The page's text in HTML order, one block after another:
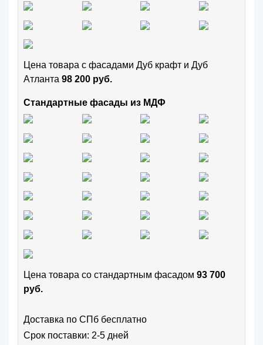
Цена товара с фасадами Дуб крафт и Дуб
Атланта 98 200 руб.
Стандартные фасады из МДФ
Цена товара cо стандартным фасадом 93 700
руб.
Доставка по СПб бесплатно
Срок поставки: 2-5 дней